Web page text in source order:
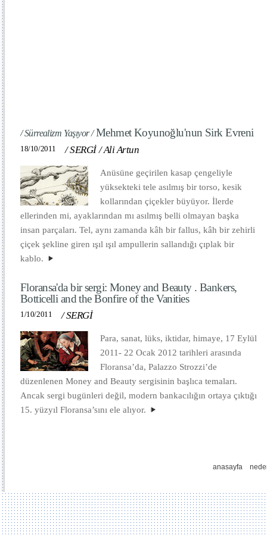
/ Sürrealizm Yaşıyor /Mehmet Koyunoğlu'nun Sirk Evreni
18/10/2011 /SERGİ /Ali Artun
Anüsüne geçirilen kasap çengeliyle
yüksekteki tele asılmış bir torso, kesik
kollarından çiçekler büyüyor. İlerde
ellerinden mi, ayaklarından mı asılmış belli olmayan başka
insan parçaları. Tel, aynı zamanda kâh bir fallus, kâh bir zehirli
çiçek şekline giren ışıl ışıl ampullerin sallandığı çıplak bir
kablo.
Floransa'da bir sergi: Money and Beauty . Bankers,
Botticelli and the Bonfire of the Vanities
1/10/2011 /SERGİ
Para, sanat, lüks, iktidar, himaye, 17 Eylül
2011- 22 Ocak 2012 tarihleri arasında
Floransa’da, Palazzo Strozzi’de
düzenlenen Money and Beauty sergisinin başlıca temaları.
Ancak sergi bugünleri değil, modern bankacılığın ortaya çıktığı
15. yüzyıl Floransa’sını ele alıyor.
anasayfa